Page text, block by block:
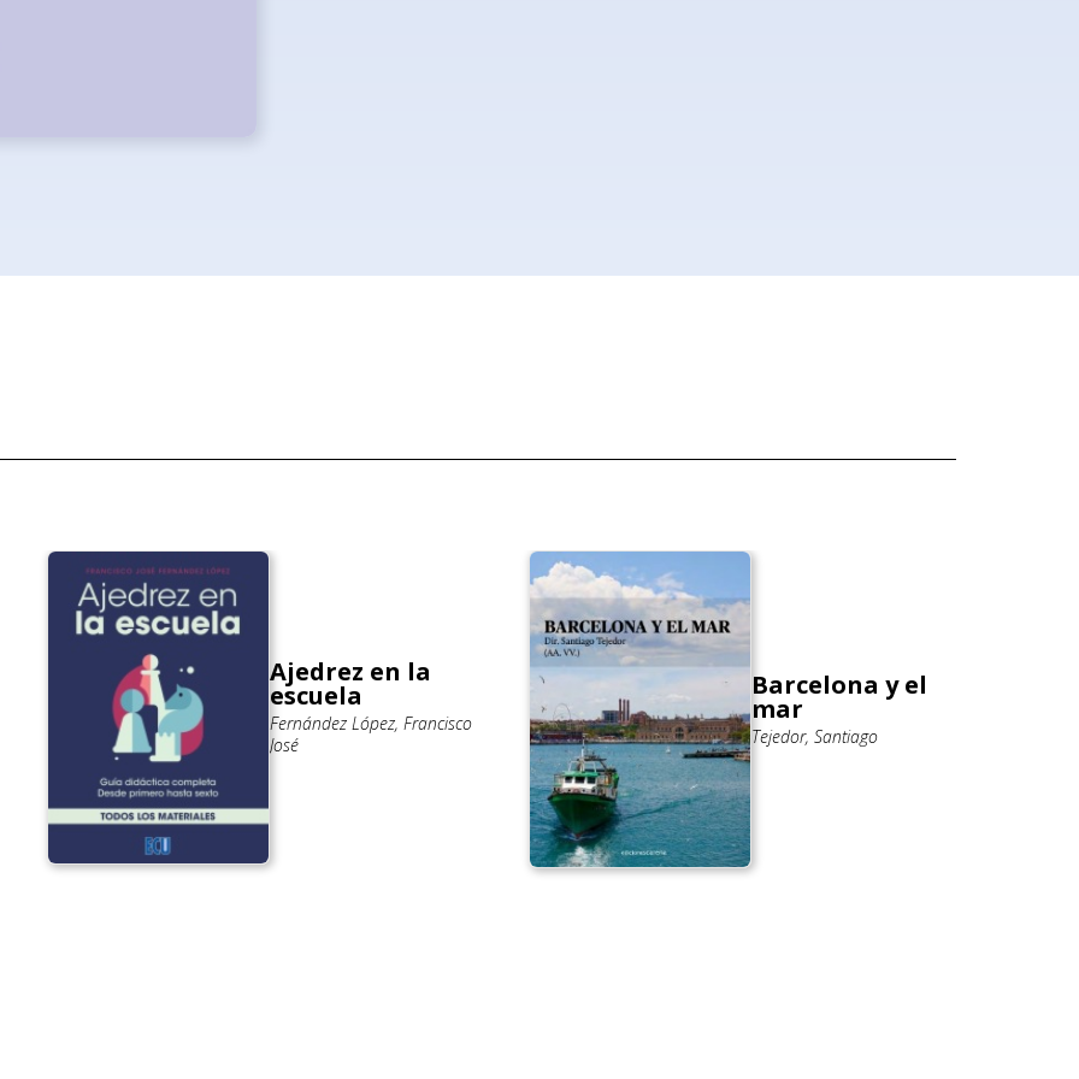
Ajedrez en la
escuela
Fernández López, Francisco
José
Barcelona y el
mar
Tejedor, Santiago